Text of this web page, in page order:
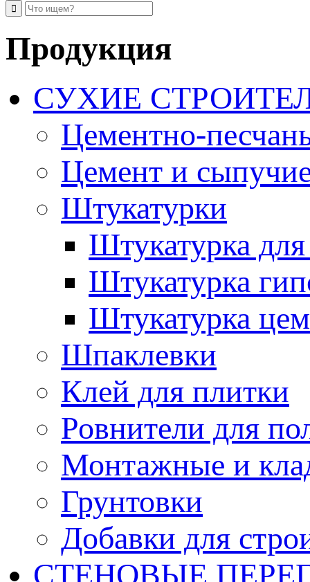
Продукция
СУХИЕ
Цементно-
Цемент и
Штукатурки
Штукатурка
Штукатурка
Штукатурка
Шпаклевки
Клей для плитки
Ровнители для
Монтажные и
Грунтовки
Добавки для